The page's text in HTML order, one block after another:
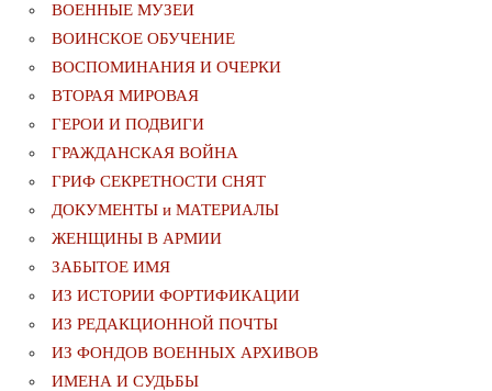
ВОЕННЫЕ МУЗЕИ
ВОИНСКОЕ ОБУЧЕНИЕ
ВОСПОМИНАНИЯ И ОЧЕРКИ
ВТОРАЯ МИРОВАЯ
ГЕРОИ И ПОДВИГИ
ГРАЖДАНСКАЯ ВОЙНА
ГРИФ СЕКРЕТНОСТИ СНЯТ
ДОКУМЕНТЫ и МАТЕРИАЛЫ
ЖЕНЩИНЫ В АРМИИ
ЗАБЫТОЕ ИМЯ
ИЗ ИСТОРИИ ФОРТИФИКАЦИИ
ИЗ РЕДАКЦИОННОЙ ПОЧТЫ
ИЗ ФОНДОВ ВОЕННЫХ АРХИВОВ
ИМЕНА И СУДЬБЫ